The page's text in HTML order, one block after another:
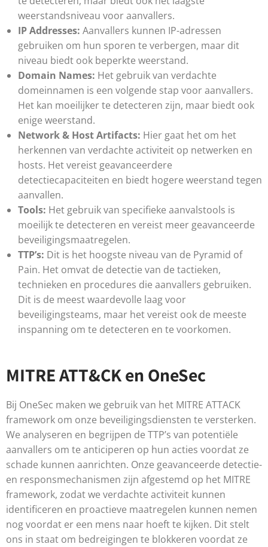
weerstandsniveau voor aanvallers.
IP Addresses: Aanvallers kunnen IP-adressen
gebruiken om hun sporen te verbergen, maar dit
niveau biedt ook beperkte weerstand.
Domain Names: Het gebruik van verdachte
domeinnamen is een volgende stap voor aanvallers.
Het kan moeilijker te detecteren zijn, maar biedt ook
enige weerstand.
Network & Host Artifacts: Hier gaat het om het
herkennen van verdachte activiteit op netwerken en
hosts. Het vereist geavanceerdere
detectiecapaciteiten en biedt hogere weerstand tegen
aanvallen.
Tools: Het gebruik van specifieke aanvalstools is
moeilijk te detecteren en vereist meer geavanceerde
beveiligingsmaatregelen.
TTP’s: Dit is het hoogste niveau van de Pyramid of
Pain. Het omvat de detectie van de tactieken,
technieken en procedures die aanvallers gebruiken.
Dit is de meest waardevolle laag voor
beveiligingsteams, maar het vereist ook de meeste
inspanning om te detecteren en te voorkomen.
MITRE ATT&CK en OneSec
Bij OneSec maken we gebruik van het MITRE ATTACK
framework om onze beveiligingsdiensten te versterken.
We analyseren en begrijpen de TTP’s van potentiële
aanvallers om te anticiperen op hun acties voordat ze
schade kunnen aanrichten. Onze geavanceerde detectie-
en responsmechanismen zijn afgestemd op het MITRE
framework, zodat we verdachte activiteit kunnen
identificeren en proactieve maatregelen kunnen nemen
nog voordat er een mens naar hoeft te kijken. Dit stelt
ons in staat om bedreigingen te blokkeren voordat ze